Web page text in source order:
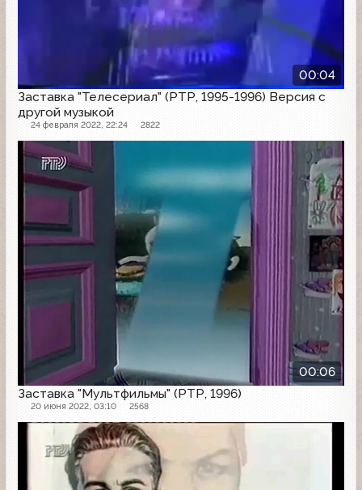
00:04
Заставка "Телесериал" (РТР, 1995-1996) Версия с
другой музыкой
24 февраля 2022, 22:24 2822
00:06
Заставка "Мультфильмы" (РТР, 1996)
20 июня 2022, 03:10 2568
Заставка